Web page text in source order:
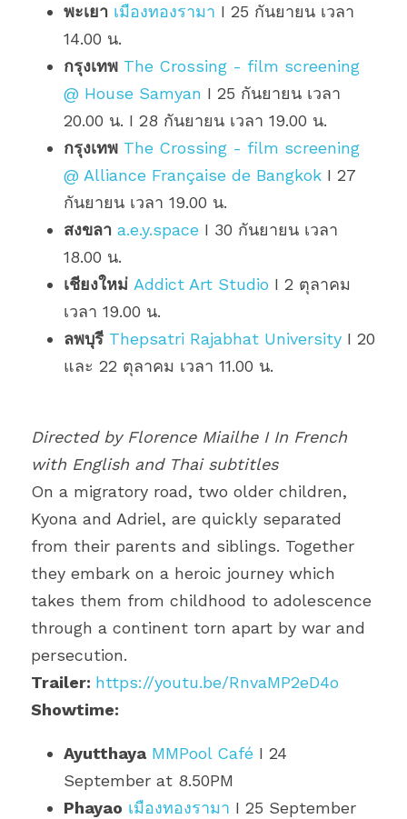
พะเยา เมืองทองรามา I 25 กันยายน เวลา
14.00 น.
กรุงเทพ The Crossing - film screening
@ House Samyan I 25 กันยายน เวลา
20.00 น. I 28 กันยายน เวลา 19.00 น.
กรุงเทพ The Crossing - film screening
@ Alliance Française de Bangkok I 27
กันยายน เวลา 19.00 น.
สงขลา a.e.y.space I 30 กันยายน เวลา
18.00 น.
เชียงใหม่ Addict Art Studio I 2 ตุลาคม
เวลา 19.00 น.
ลพบุรี Thepsatri Rajabhat University I 20
และ 22 ตุลาคม เวลา 11.00 น.
Directed by Florence Miailhe I In French
with English and Thai subtitles
On a migratory road, two older children,
Kyona and Adriel, are quickly separated
from their parents and siblings. Together
they embark on a heroic journey which
takes them from childhood to adolescence
through a continent torn apart by war and
persecution.
Trailer: https://youtu.be/RnvaMP2eD4o
Showtime:
Ayutthaya MMPool Café I 24
September at 8.50PM
Phayao เมืองทองรามา I 25 September